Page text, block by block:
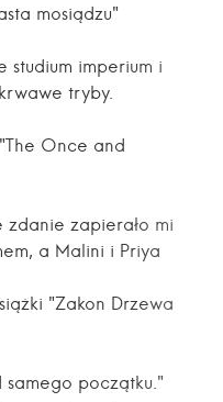
mosiądzu"
studium imperium i
tryby.
Once and
zapierało mi
a Malini i Priya
"Zakon Drzewa
początku."